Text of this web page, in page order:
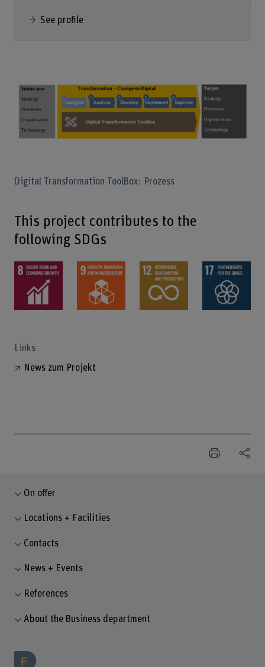
See profile
Digital Transformation ToolBox: Prozess
This project contributes to the
following SDGs
Links
News zum Projekt
On offer
Locations + Facilities
Contacts
News + Events
References
About the Business department